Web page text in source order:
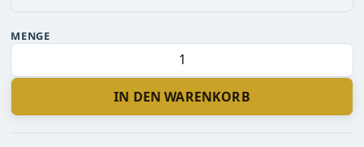
MENGE
IN DEN WARENKORB